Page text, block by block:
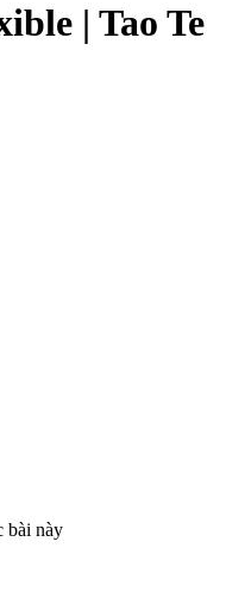
| Tao Te
bài này